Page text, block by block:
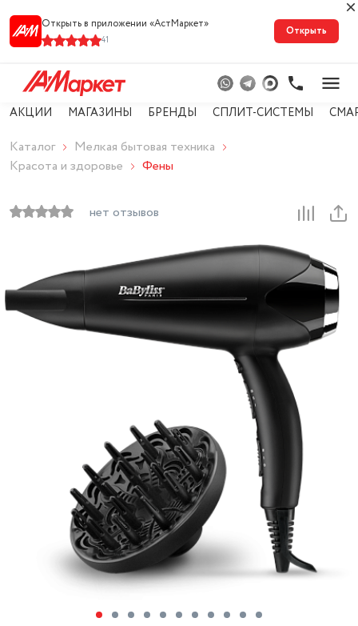
Открыть в приложении «АстМарке‪т‬»
41
Открыть
АКЦИИ МАГАЗИНЫ БРЕНДЫ СПЛИТ-СИСТЕМЫ
Каталог
Мелкая бытовая техника
Красота и здоровье
Фены
нет отзывов